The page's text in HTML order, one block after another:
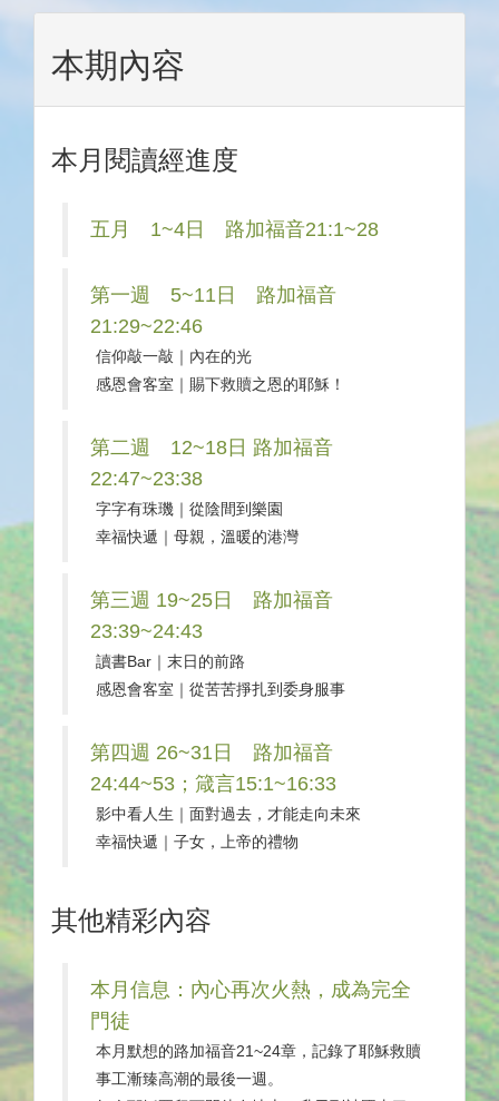
本期內容
本月閱讀經進度
五月 1~4日 路加福音21:1~28
第一週 5~11日 路加福音
21:29~22:46
信仰敲一敲｜內在的光
感恩會客室｜賜下救贖之恩的耶穌！
第二週 12~18日 路加福音
22:47~23:38
字字有珠璣｜從陰間到樂園
幸福快遞｜母親，溫暖的港灣
第三週 19~25日 路加福音
23:39~24:43
讀書Bar｜末日的前路
感恩會客室｜從苦苦掙扎到委身服事
第四週 26~31日 路加福音
24:44~53；箴言15:1~16:33
影中看人生｜面對過去，才能走向未來
幸福快遞｜子女，上帝的禮物
其他精彩內容
本月信息：內心再次火熱，成為完全
門徒
本月默想的路加福音21~24章，記錄了耶穌救贖
事工漸臻高潮的最後一週。